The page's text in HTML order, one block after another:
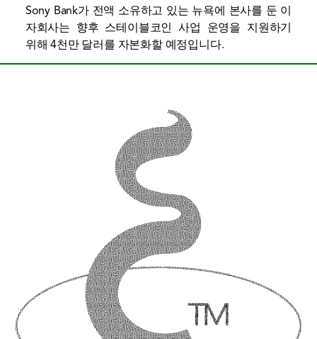
Sony Bank가 전액 소유하고 있는 뉴욕에 본사를 둔 이
자회사는 향후 스테이블코인 사업 운영을 지원하기
위해 4천만 달러를 자본화할 예정입니다.